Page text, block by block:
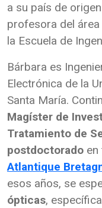
a su país de
profesora del
la Escuela de
Bárbara es
Electrónica de la
Santa María.
Magíster de
Tratamiento de
postdoctorado en
Atlantique
esos años, se
ópticas,